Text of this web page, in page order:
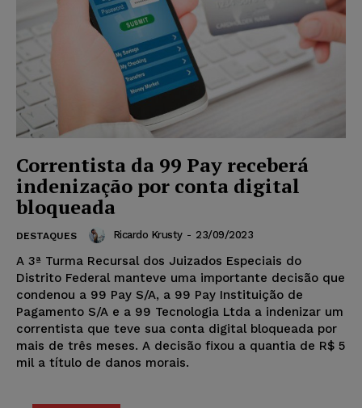
Correntista da 99 Pay receberá
indenização por conta digital
bloqueada
DESTAQUES Ricardo Krusty - 23/09/2023
A 3ª Turma Recursal dos Juizados Especiais do
Distrito Federal manteve uma importante decisão que
condenou a 99 Pay S/A, a 99 Pay Instituição de
Pagamento S/A e a 99 Tecnologia Ltda a indenizar um
correntista que teve sua conta digital bloqueada por
mais de três meses. A decisão fixou a quantia de R$ 5
mil a título de danos morais.